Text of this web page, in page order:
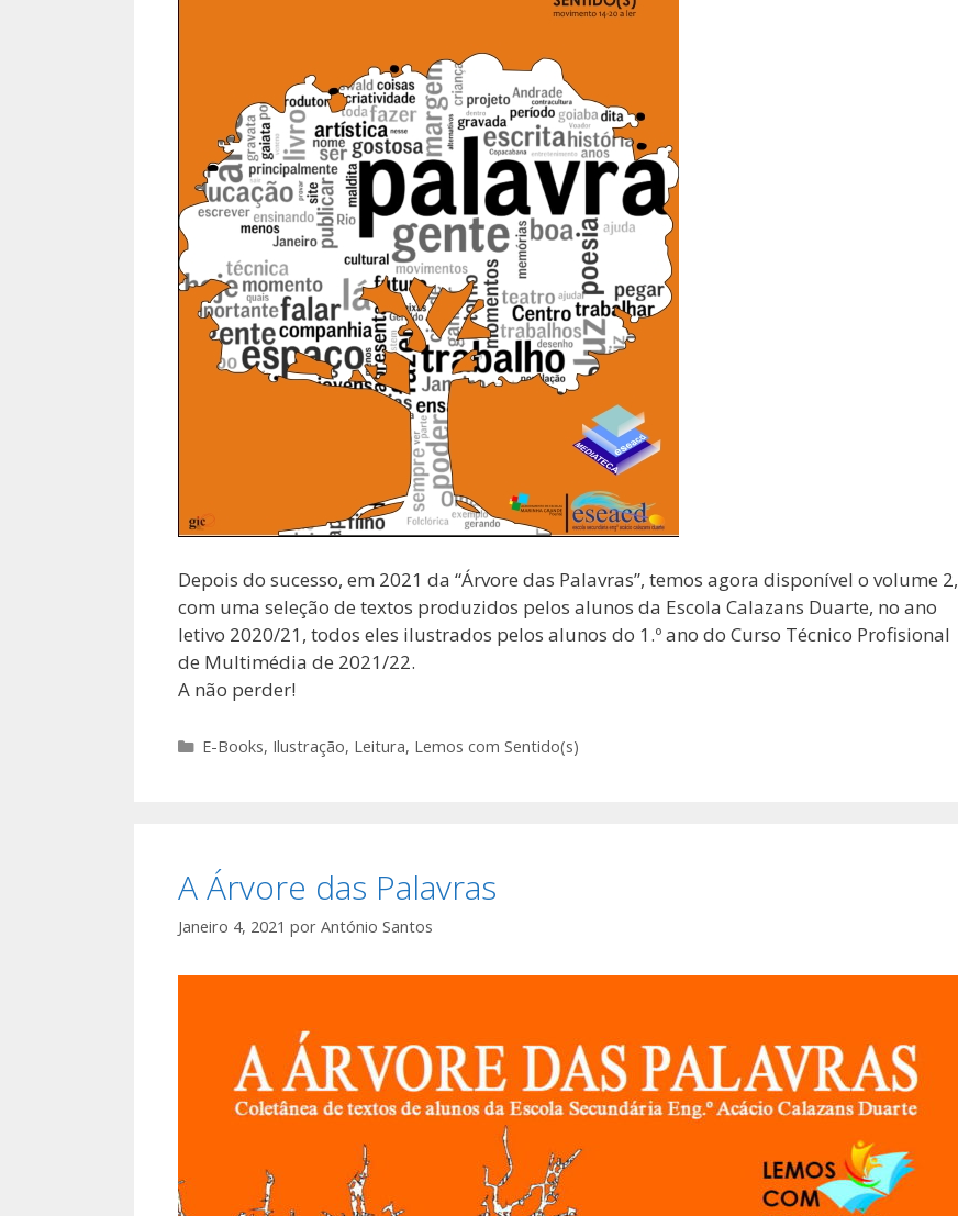
Depois do sucesso, em 2021 da “Árvore das Palavras”, temos agora disponível o volume 2,
com uma seleção de textos produzidos pelos alunos da Escola Calazans Duarte, no ano
letivo 2020/21, todos eles ilustrados pelos alunos do 1.º ano do Curso Técnico Profisional
de Multimédia de 2021/22.
A não perder!
Categorias
E-Books, Ilustração, Leitura, Lemos com Sentido(s)
A Árvore das Palavras
Janeiro 4, 2021 por António Santos